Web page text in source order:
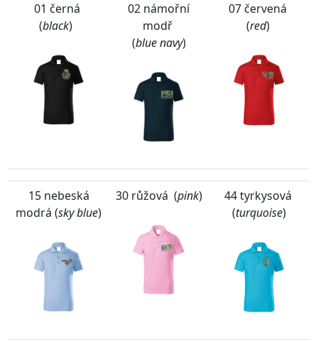
01 černá
(black)
02 námořní
modř
(blue navy)
07 červená
(red)
15 nebeská
modrá (sky blue)
30 růžová (pink)
44 tyrkysová
(turquoise)